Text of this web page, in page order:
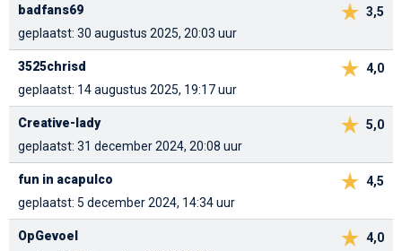
3,5
badfans69
geplaatst: 30 augustus 2025, 20:03 uur
4,0
3525chrisd
geplaatst: 14 augustus 2025, 19:17 uur
5,0
Creative-lady
geplaatst: 31 december 2024, 20:08 uur
4,5
fun in acapulco
geplaatst: 5 december 2024, 14:34 uur
4,0
OpGevoel